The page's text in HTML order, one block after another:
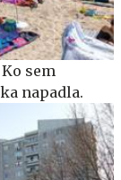
sem
napadla.